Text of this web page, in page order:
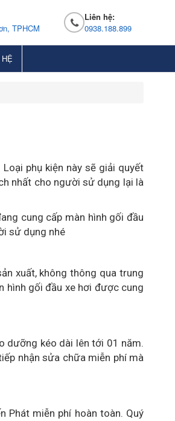
TPHCM
Liên hệ:
0938.188.899
phụ kiện này sẽ giải quyết
nhất cho người sử dụng lại là
cung cấp màn hình gối đầu
sử dụng nhé
xuất, không thông qua trung
hình gối đầu xe hơi được cung
dưỡng kéo dài lên tới 01 năm.
nhận sửa chữa miễn phí mà
Phát miễn phí hoàn toàn. Quý